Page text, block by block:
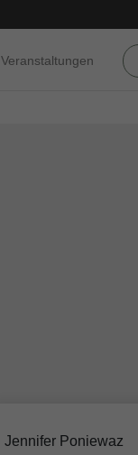
Veranstaltungen
Jennifer Poniewaz